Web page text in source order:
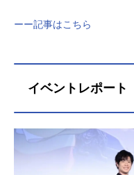
ーー記事はこちら
イベントレポート